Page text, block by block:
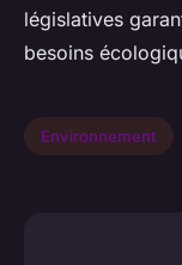
législatives
besoins
Environnement